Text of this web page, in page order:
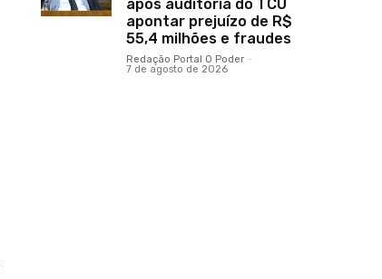
após auditoria do TCU
apontar prejuízo de R$
55,4 milhões e fraudes
Redação Portal O Poder -
7 de agosto de 2026